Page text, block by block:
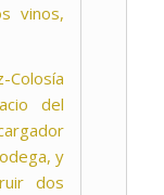
vinos,
Colosía
del
y
dos